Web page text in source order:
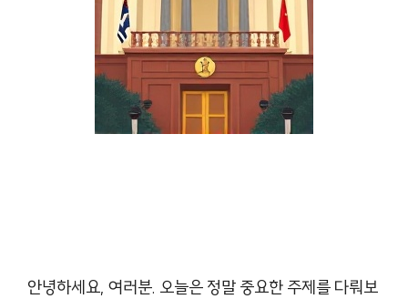
안녕하세요, 여러분. 오늘은 정말 중요한 주제를 다뤄보